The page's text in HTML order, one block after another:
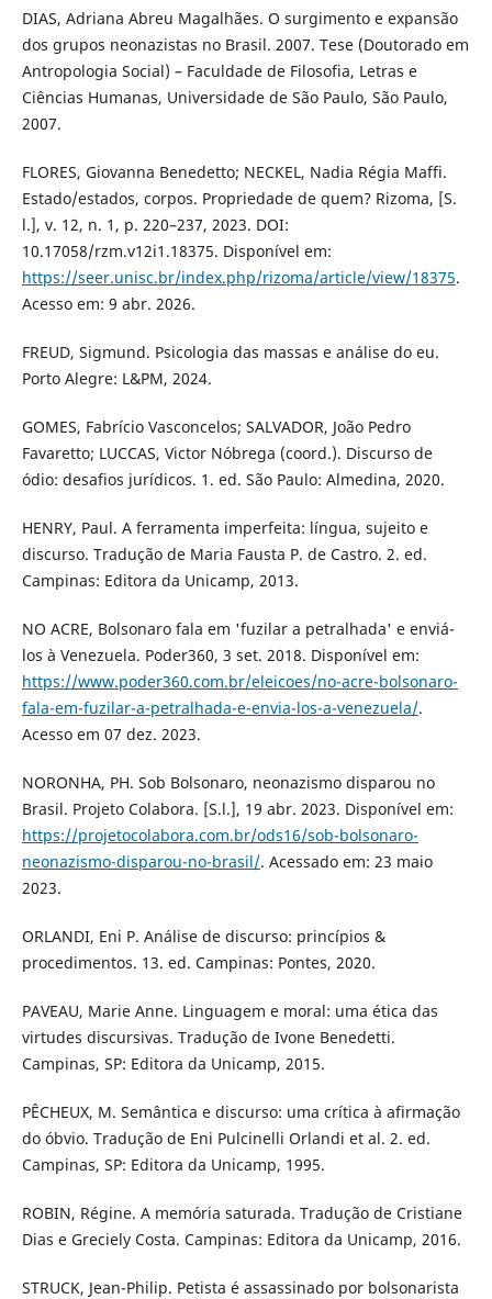
DIAS, Adriana Abreu Magalhães. O surgimento e expansão
dos grupos neonazistas no Brasil. 2007. Tese (Doutorado em
Antropologia Social) – Faculdade de Filosofia, Letras e
Ciências Humanas, Universidade de São Paulo, São Paulo,
2007.
FLORES, Giovanna Benedetto; NECKEL, Nadia Régia Maffi.
Estado/estados, corpos. Propriedade de quem? Rizoma, [S.
l.], v. 12, n. 1, p. 220–237, 2023. DOI:
10.17058/rzm.v12i1.18375. Disponível em:
https://seer.unisc.br/index.php/rizoma/article/view/18375.
Acesso em: 9 abr. 2026.
FREUD, Sigmund. Psicologia das massas e análise do eu.
Porto Alegre: L&PM, 2024.
GOMES, Fabrício Vasconcelos; SALVADOR, João Pedro
Favaretto; LUCCAS, Victor Nóbrega (coord.). Discurso de
ódio: desafios jurídicos. 1. ed. São Paulo: Almedina, 2020.
HENRY, Paul. A ferramenta imperfeita: língua, sujeito e
discurso. Tradução de Maria Fausta P. de Castro. 2. ed.
Campinas: Editora da Unicamp, 2013.
NO ACRE, Bolsonaro fala em 'fuzilar a petralhada' e enviá-
los à Venezuela. Poder360, 3 set. 2018. Disponível em:
https://www.poder360.com.br/eleicoes/no-acre-bolsonaro-
fala-em-fuzilar-a-petralhada-e-envia-los-a-venezuela/.
Acesso em 07 dez. 2023.
NORONHA, PH. Sob Bolsonaro, neonazismo disparou no
Brasil. Projeto Colabora. [S.l.], 19 abr. 2023. Disponível em:
https://projetocolabora.com.br/ods16/sob-bolsonaro-
neonazismo-disparou-no-brasil/. Acessado em: 23 maio
2023.
ORLANDI, Eni P. Análise de discurso: princípios &
procedimentos. 13. ed. Campinas: Pontes, 2020.
PAVEAU, Marie Anne. Linguagem e moral: uma ética das
virtudes discursivas. Tradução de Ivone Benedetti.
Campinas, SP: Editora da Unicamp, 2015.
PÊCHEUX, M. Semântica e discurso: uma crítica à afirmação
do óbvio. Tradução de Eni Pulcinelli Orlandi et al. 2. ed.
Campinas, SP: Editora da Unicamp, 1995.
ROBIN, Régine. A memória saturada. Tradução de Cristiane
Dias e Greciely Costa. Campinas: Editora da Unicamp, 2016.
STRUCK, Jean-Philip. Petista é assassinado por bolsonarista